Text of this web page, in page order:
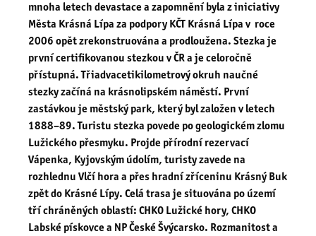
mnoha letech devastace a zapomnění byla z iniciativy
Města Krásná Lípa za podpory KČT Krásná Lípa v roce
2006 opět zrekonstruována a prodloužena. Stezka je
první certifikovanou stezkou v ČR a je celoročně
přístupná. Třiadvacetikilometrový okruh naučné
stezky začíná na krásnolipském náměstí. První
zastávkou je městský park, který byl založen v letech
1888–89. Turistu stezka povede po geologickém zlomu
Lužického přesmyku. Projde přírodní rezervací
Vápenka, Kyjovským údolím, turisty zavede na
rozhlednu Vlčí hora a přes hradní zříceninu Krásný Buk
zpět do Krásné Lípy. Celá trasa je situována po území
tří chráněných oblastí: CHKO Lužické hory, CHKO
Labské pískovce a NP České Švýcarsko. Rozmanitost a